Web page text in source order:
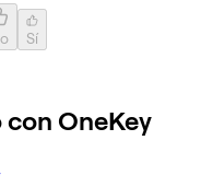
Sí
OneKey